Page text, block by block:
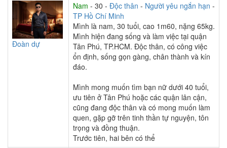
Đoàn dự
Nam - 30 - Độc thân - Người yêu ngắn hạn -
TP Hồ Chí Minh
Mình là nam, 30 tuổi, cao 1m60, nặng 65kg.
Mình hiện đang sống và làm việc tại quận
Tân Phú, TP.HCM. Độc thân, có công việc
ổn định, sống gọn gàng, chân thành và kín
đáo.
Mình mong muốn tìm bạn nữ dưới 40 tuổi,
ưu tiên ở Tân Phú hoặc các quận lân cận,
cũng đang độc thân và có mong muốn làm
quen, gặp gỡ trên tinh thần tự nguyện, tôn
trọng và đồng thuận.
Trước tiên, hai bên có thể